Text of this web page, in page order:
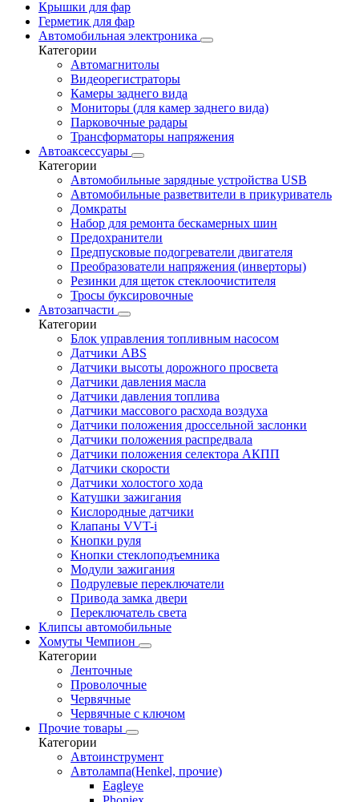
Крышки для фар
Герметик для фар
Автомобильная электроника
Категории
Автомагнитолы
Видеорегистраторы
Камеры заднего вида
Мониторы (для камер заднего вида)
Парковочные радары
Трансформаторы напряжения
Автоаксессуары
Категории
Автомобильные зарядные устройства USB
Автомобильные разветвители в прикуриватель
Домкраты
Набор для ремонта бескамерных шин
Предохранители
Предпусковые подогреватели двигателя
Преобразователи напряжения (инверторы)
Резинки для щеток стеклоочистителя
Тросы буксировочные
Автозапчасти
Категории
Блок управления топливным насосом
Датчики ABS
Датчики высоты дорожного просвета
Датчики давления масла
Датчики давления топлива
Датчики массового расхода воздуха
Датчики положения дроссельной заслонки
Датчики положения распредвала
Датчики положения селектора АКПП
Датчики скорости
Датчики холостого хода
Катушки зажигания
Кислородные датчики
Клапаны VVT-i
Кнопки руля
Кнопки стеклоподъемника
Модули зажигания
Подрулевые переключатели
Привода замка двери
Переключатель света
Клипсы автомобильные
Хомуты Чемпион
Категории
Ленточные
Проволочные
Червячные
Червячные с ключом
Прочие товары
Категории
Автоинструмент
Автолампа(Henkel, прочие)
Eagleye